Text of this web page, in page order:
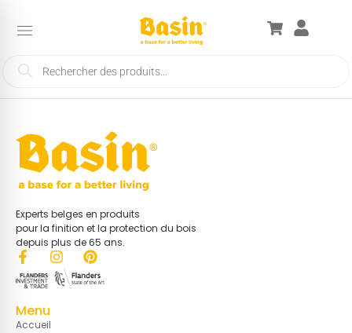
Experts belges en produits
pour la finition et la protection du bois
depuis plus de 65 ans.
Menu
Accueil